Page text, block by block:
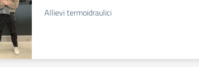
Allievi termoidraulici